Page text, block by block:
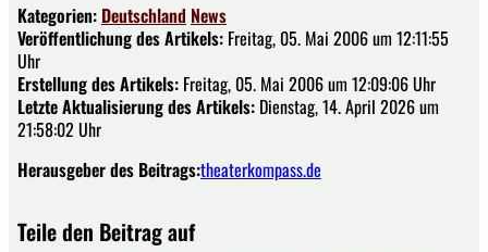
Kategorien: Deutschland News
Veröffentlichung des Artikels: Freitag, 05. Mai 2006 um 12:11:55
Uhr
Erstellung des Artikels: Freitag, 05. Mai 2006 um 12:09:06 Uhr
Letzte Aktualisierung des Artikels: Dienstag, 14. April 2026 um
21:58:02 Uhr
Herausgeber des Beitrags:theaterkompass.de
Teile den Beitrag auf